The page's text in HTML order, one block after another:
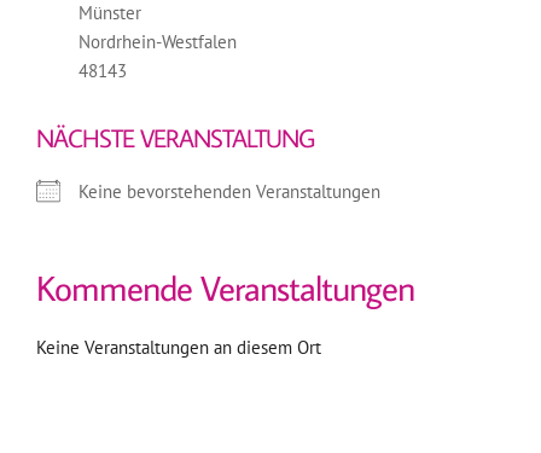
Münster
Nordrhein-Westfalen
48143
NÄCHSTE VERANSTALTUNG
Keine bevorstehenden Veranstaltungen
Kommende Veranstaltungen
Keine Veranstaltungen an diesem Ort